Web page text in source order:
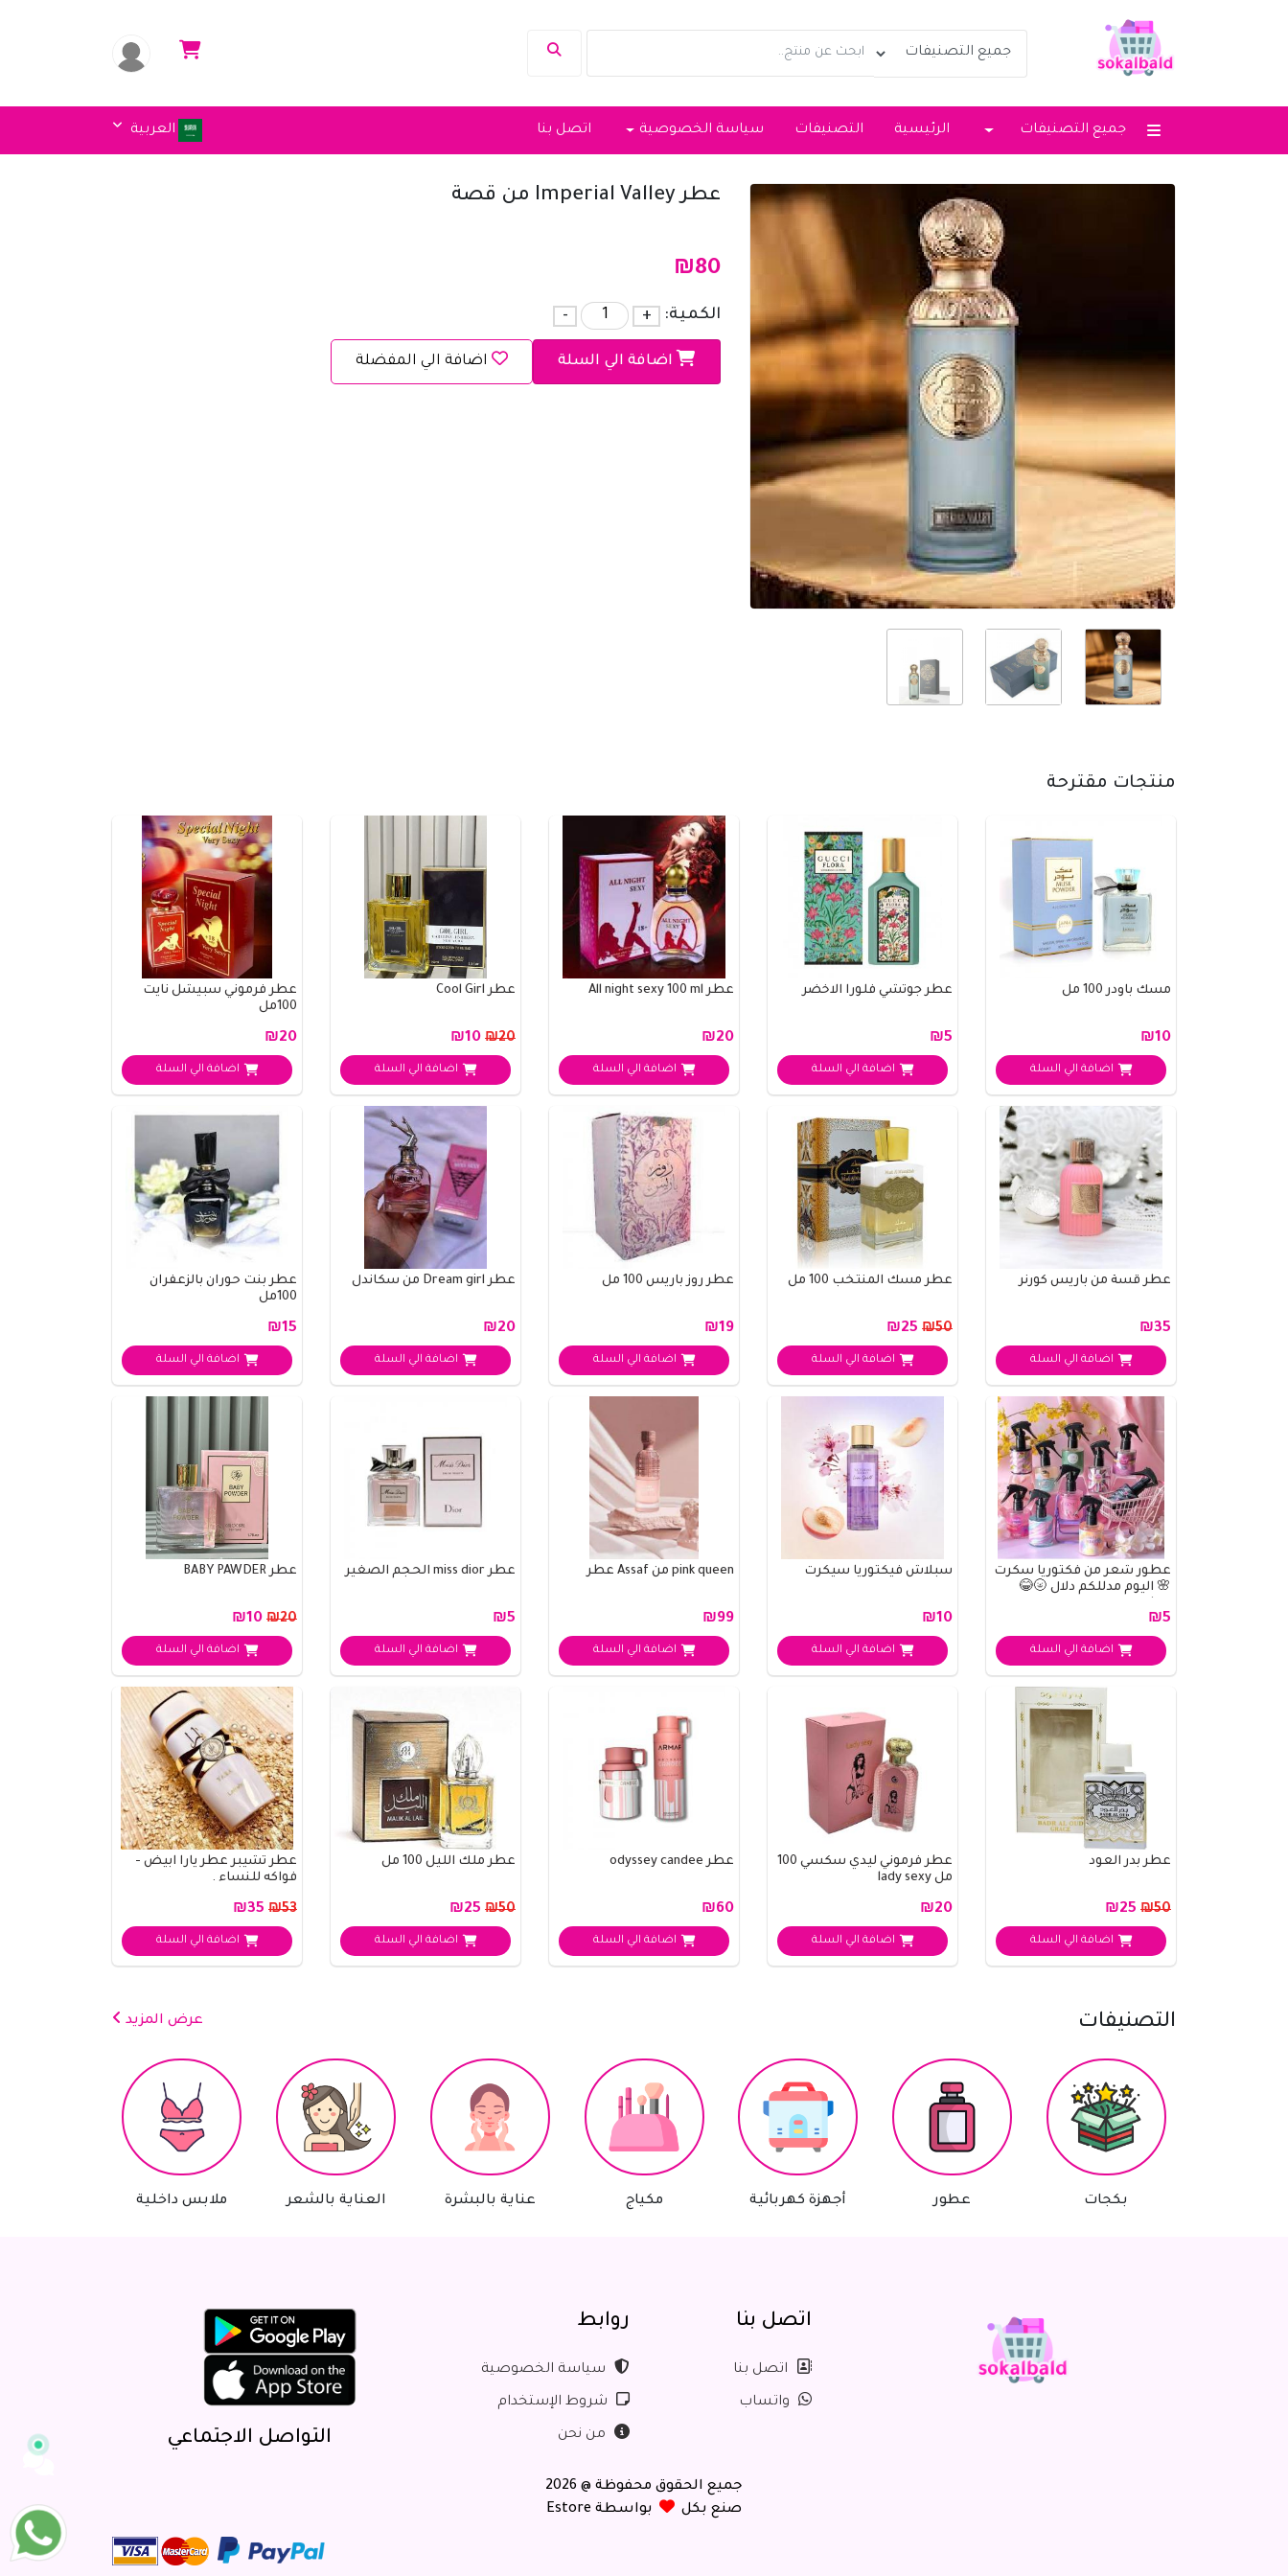
جميع التصنيفات الرئيسية التصنيفات سياسة الخصوصية اتصل بنا العربية
عطر Imperial Valley من قصة
₪80
الكمية: +
-
اضافة الي السلة اضافة الي المفضلة
منتجات مقترحة
مسك باودر 100 مل
₪10
اضافة الي السلة
عطر جوتشي فلورا الاخضر
₪5
اضافة الي السلة
عطر All night sexy 100 ml
₪20
اضافة الي السلة
عطر Cool Girl
₪20
اضافة الي السلة
عطر فرموني سبيشل نايت
100مل
₪20
اضافة الي السلة
عطر قسة من باريس كورنر
₪35
اضافة الي السلة
عطر مسك المنتخب 100 مل
₪50
اضافة الي السلة
عطر روز باريس 100 مل
₪19
اضافة الي السلة
عطر Dream girl من سكاندل
₪20
اضافة الي السلة
عطر بنت حوران بالزعفران
100مل
₪15
اضافة الي السلة
عطور شعر من فكتوريا سكرت
🌸 اليوم مدللكم دلال 🌝😂
₪5
اضافة الي السلة
سبلاش فيكتوريا سيكرت
₪10
اضافة الي السلة
pink queen من Assaf عطر
₪99
اضافة الي السلة
عطر miss dior الحجم الصغير
₪5
اضافة الي السلة
عطر BABY PAWDER
₪20
اضافة الي السلة
عطر بدر العود
₪50
اضافة الي السلة
عطر فرموني ليدي سكسي 100
مل lady sexy
₪20
اضافة الي السلة
عطر odyssey candee
₪60
اضافة الي السلة
عطر ملك الليل 100 مل
₪50
اضافة الي السلة
عطر تشيبر عطر يارا ابيض -
فواكه للنساء .
₪53
اضافة الي السلة
التصنيفات عرض المزيد
بكجات أجهزة كهربائية عناية بالبشرة العناية بالشعر ملابس داخلية
مساعد سوق البلد
اتصل بنا
اتصل بنا
واتساب
روابط
سياسة الخصوصية
شروط الإستخدام
من نحن التواصل الاجتماعي
جميع الحقوق محفوظة @ 2026
صنع بكل
بواسطة Estore